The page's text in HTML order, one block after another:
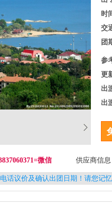
时
交
团
参
更
出
出
微信 供应商信
话议价及确认出团日期！请您记